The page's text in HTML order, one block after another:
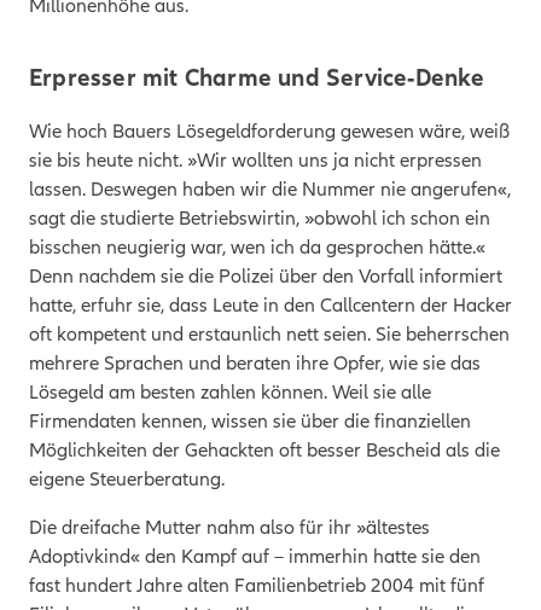
Millionenhöhe aus.
Erpresser mit Charme und Service-Denke
Wie hoch Bauers Lösegeldforderung gewesen wäre, weiß
sie bis heute nicht. »Wir wollten uns ja nicht erpressen
lassen. Deswegen haben wir die Nummer nie angerufen«,
sagt die studierte Betriebswirtin, »obwohl ich schon ein
bisschen neugierig war, wen ich da gesprochen hätte.«
Denn nachdem sie die Polizei über den Vorfall informiert
hatte, erfuhr sie, dass Leute in den Callcentern der Hacker
oft kompetent und erstaunlich nett seien. Sie beherrschen
mehrere Sprachen und beraten ihre Opfer, wie sie das
Lösegeld am besten zahlen können. Weil sie alle
Firmendaten kennen, wissen sie über die finanziellen
Möglichkeiten der Gehackten oft besser Bescheid als die
eigene Steuerberatung.
Die dreifache Mutter nahm also für ihr »ältestes
Adoptivkind« den Kampf auf – immerhin hatte sie den
fast hundert Jahre alten Familienbetrieb 2004 mit fünf